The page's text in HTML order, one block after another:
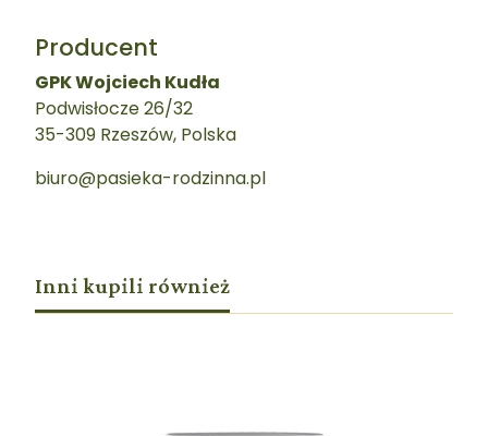
Producent
GPK Wojciech Kudła
Podwisłocze 26/32
35-309 Rzeszów, Polska
biuro@pasieka-rodzinna.pl
Inni kupili również